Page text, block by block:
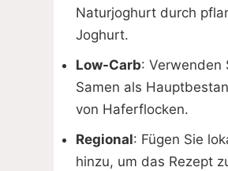
Naturjoghurt durch
Joghurt.
Low-Carb: Verwenden
Samen als
von Haferflocken.
Regional: Fügen Sie
hinzu, um das Rezept